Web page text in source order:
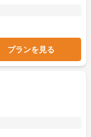
プランを見る